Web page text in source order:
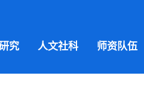
究 人文社科 师资队伍